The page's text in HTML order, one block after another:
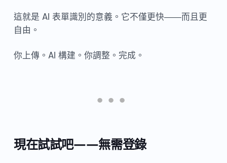
這就是 AI 表單識別的意義。它不僅更快——而且更
自由。
你上傳。AI 構建。你調整。完成。
現在試試吧——無需登錄